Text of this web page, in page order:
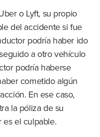
o Lyft, su propio
del accidente si fue
podría haber ido
a otro vehículo
podría haberse
cometido algún
En ese caso,
la póliza de su
el culpable.